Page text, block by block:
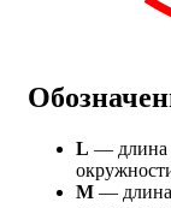
L — длина
M — длина